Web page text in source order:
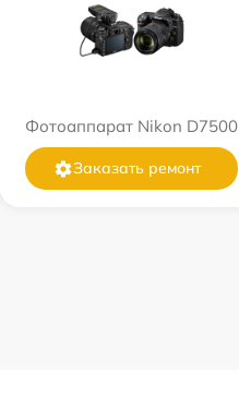
Фотоаппарат Nikon D7500
Заказать ремонт